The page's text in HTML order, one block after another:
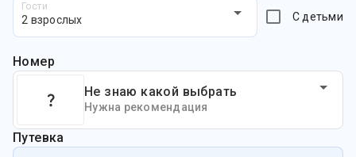
Гости
2 взрослых С детьми
Номер
Не знаю какой выбрать
Нужна рекомендация
Путевка